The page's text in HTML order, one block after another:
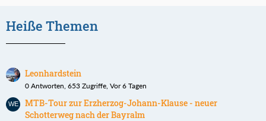
Heiße Themen
Leonhardstein
0 Antworten, 653 Zugriffe, Vor 6 Tagen
MTB-Tour zur Erzherzog-Johann-Klause - neuer
Schotterweg nach der Bayralm